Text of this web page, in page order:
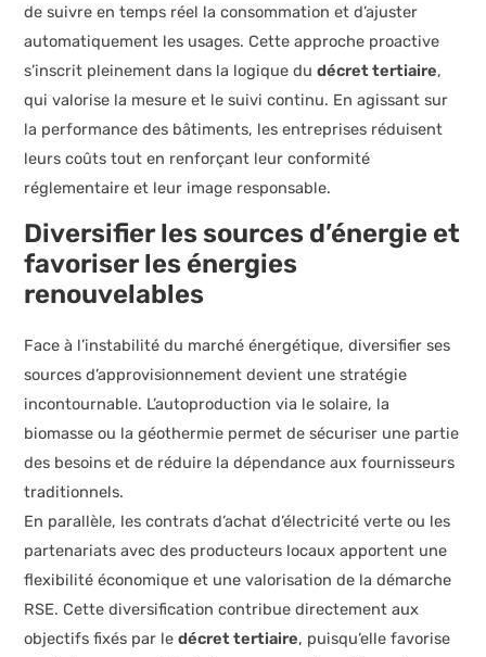
de suivre en temps réel la consommation et d’ajuster
automatiquement les usages. Cette approche proactive
s’inscrit pleinement dans la logique dudécret tertiaire,
qui valorise la mesure et le suivi continu. En agissant sur
la performance des bâtiments, les entreprises réduisent
leurs coûts tout en renforçant leur conformité
réglementaire et leur image responsable.
Diversifier les sources d’énergie et
favoriser les énergies
renouvelables
Face à l’instabilité du marché énergétique, diversifier ses
sources d’approvisionnement devient une stratégie
incontournable. L’autoproduction via le solaire, la
biomasse ou la géothermie permet de sécuriser une partie
des besoins et de réduire la dépendance aux fournisseurs
traditionnels.
En parallèle, les contrats d’achat d’électricité verte ou les
partenariats avec des producteurs locaux apportent une
flexibilité économique et une valorisation de la démarche
RSE. Cette diversification contribue directement aux
objectifs fixés par ledécret tertiaire, puisqu’elle favorise